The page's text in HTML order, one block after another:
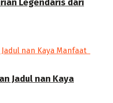
Legendaris dari
Jadul nan Kaya